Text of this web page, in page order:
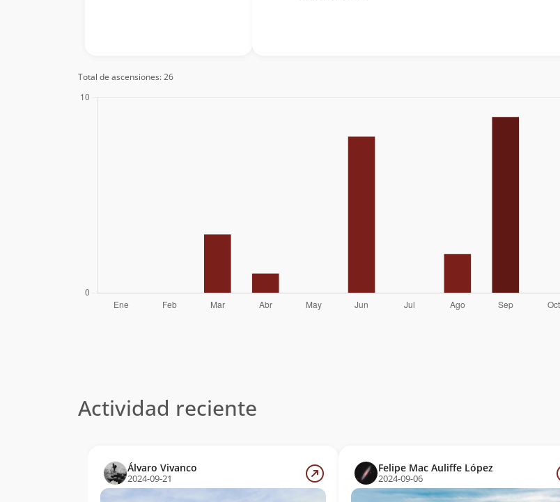
Total de ascensiones: 26
Actividad reciente
Álvaro Vivanco
2024-09-21
Felipe Mac Auliffe López
2024-09-06